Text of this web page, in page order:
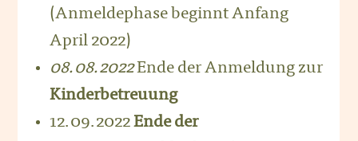
(Anmeldephase beginnt Anfang
April 2022)
08.08.2022Ende der Anmeldung zur
Kinderbetreuung
12.09.2022Ende der